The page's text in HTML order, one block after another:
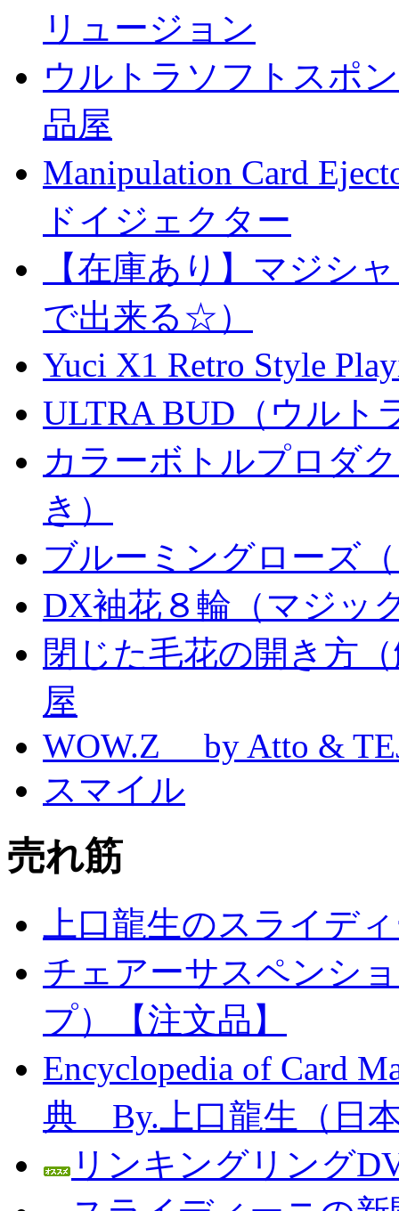
リュージョン
ウルトラソフトスポ
品屋
Manipulation Card
ドイジェクター
【在庫あり】マジシ
で出来る☆）
Yuci X1 Retro Style
ULTRA BUD（ウルト
カラーボトルプロダ
き）
ブルーミングローズ
DX袖花８輪（マジッ
閉じた毛花の開き方
屋
WOW.Z by Atto &
スマイル
売れ筋
上口龍生のスライデ
チェアーサスペンシ
プ）【注文品】
Encyclopedia of Card
典 By.上口龍生（日
リンキングリング